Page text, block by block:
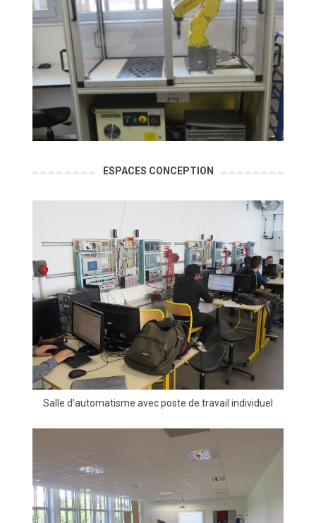
ESPACES CONCEPTION
Salle d’automatisme avec poste de travail individuel